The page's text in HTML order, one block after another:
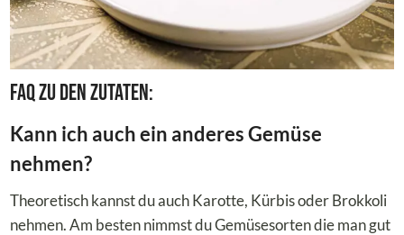
FAQ zu den Zutaten:
Kann ich auch ein anderes Gemüse
nehmen?
Theoretisch kannst du auch Karotte, Kürbis oder Brokkoli
nehmen. Am besten nimmst du Gemüsesorten die man gut